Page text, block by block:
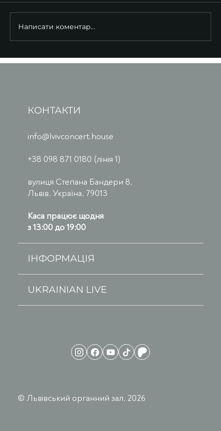
Написати коментар...
© Львівський органний зал, 2026
КОНТАКТИ
info@lvivconcert.house
+38 098 871 0180 (лінія 1)
вулиця Степана Бандери 8,
Львів, Україна, 79013
Каса працює щодня
з 13:00 до 19:00
ІНФОРМАЦІЯ
UKRAINIAN LIVE